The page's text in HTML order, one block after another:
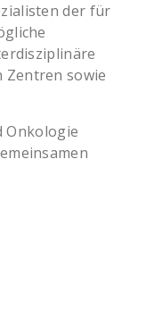
der für
sowie
Onkologie